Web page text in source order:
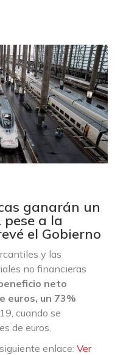
ganarán un
pese a la
el Gobierno
y las
no financieras
neto
euros, un 73%
cuando se
de euros.
enlace: Ver